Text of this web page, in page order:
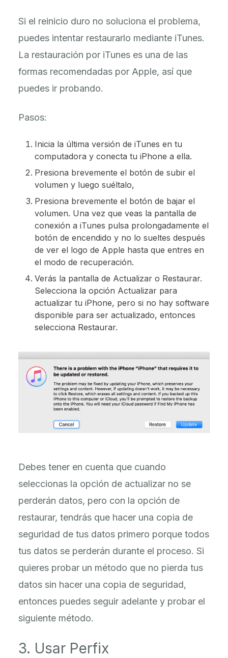
Si el reinicio duro no soluciona el problema,
puedes intentar restaurarlo mediante iTunes.
La restauración por iTunes es una de las
formas recomendadas por Apple, así que
puedes ir probando.
Pasos:
Inicia la última versión de iTunes en tu
computadora y conecta tu iPhone a ella.
Presiona brevemente el botón de subir el
volumen y luego suéltalo,
Presiona brevemente el botón de bajar el
volumen. Una vez que veas la pantalla de
conexión a iTunes pulsa prolongadamente el
botón de encendido y no lo sueltes después
de ver el logo de Apple hasta que entres en
el modo de recuperación.
Verás la pantalla de Actualizar o Restaurar.
Selecciona la opción Actualizar para
actualizar tu iPhone, pero si no hay software
disponible para ser actualizado, entonces
selecciona Restaurar.
Debes tener en cuenta que cuando
seleccionas la opción de actualizar no se
perderán datos, pero con la opción de
restaurar, tendrás que hacer una copia de
seguridad de tus datos primero porque todos
tus datos se perderán durante el proceso. Si
quieres probar un método que no pierda tus
datos sin hacer una copia de seguridad,
entonces puedes seguir adelante y probar el
siguiente método.
3. Usar Perfix